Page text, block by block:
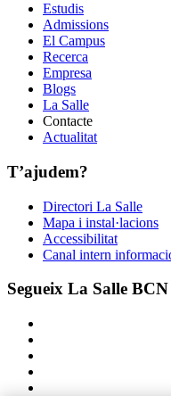
Estudis
Admissions
El Campus
Recerca
Empresa
Blogs
La Salle
Contacte
Actualitat
T’ajudem?
Directori La Salle
Mapa i instal·lacions
Accessibilitat
Canal intern
Segueix La Salle BCN